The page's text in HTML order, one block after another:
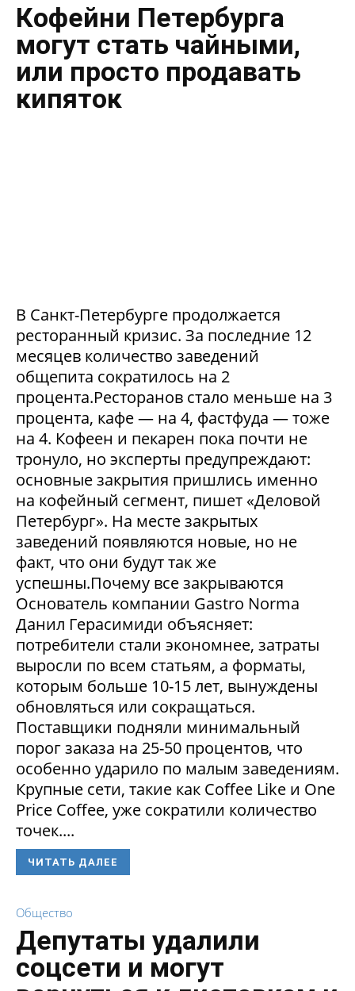
Кофейни Петербурга
могут стать чайными,
или просто продавать
кипяток
В Санкт-Петербурге продолжается
ресторанный кризис. За последние 12
месяцев количество заведений
общепита сократилось на 2
процента.Ресторанов стало меньше на 3
процента, кафе — на 4, фастфуда — тоже
на 4. Кофеен и пекарен пока почти не
тронуло, но эксперты предупреждают:
основные закрытия пришлись именно
на кофейный сегмент, пишет «Деловой
Петербург». На месте закрытых
заведений появляются новые, но не
факт, что они будут так же
успешны.Почему все закрываются
Основатель компании Gastro Norma
Данил Герасимиди объясняет:
потребители стали экономнее, затраты
выросли по всем статьям, а форматы,
которым больше 10-15 лет, вынуждены
обновляться или сокращаться.
Поставщики подняли минимальный
порог заказа на 25-50 процентов, что
особенно ударило по малым заведениям.
Крупные сети, такие как Coffee Like и One
Price Coffee, уже сократили количество
точек....
ЧИТАТЬ ДАЛЕЕ
Общество
Депутаты удалили
соцсети и могут